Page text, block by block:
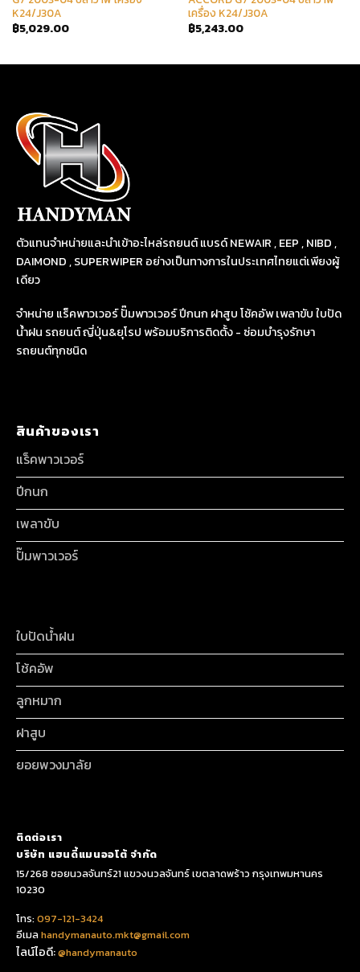
K24/J30A
฿5,029.00
เครื่อง K24/J30A
฿5,243.00
ตัวแทนจำหน่ายและนำเข้าอะไหล่รถยนต์ แบรด์ NEWAIR , EEP , NIBD ,
DAIMOND , SUPERWIPER อย่างเป็นทางการในประเทศไทยแต่เพียงผู้
เดียว
จำหน่าย แร็คพาวเวอร์ ปั๊มพาวเวอร์ ปีกนก ฝาสูบ โช้คอัพ เพลาขับ ใบปัด
น้ำฝน รถยนต์ ญี่ปุ่น&ยุโรป พร้อมบริการติดตั้ง - ซ่อมบำรุงรักษา
รถยนต์ทุกชนิด
สินค้าของเรา
แร็คพาวเวอร์
ปีกนก
เพลาขับ
ปั๊มพาวเวอร์
ใบปัดน้ำฝน
โช้คอัพ
ลูกหมาก
ฝาสูบ
ยอยพวงมาลัย
ติดต่อเรา
บริษัท แฮนดี้แมนออโต้ จำกัด
15/268 ซอยนวลจันทร์21 แขวงนวลจันทร์ เขตลาดพร้าว กรุงเทพมหานคร
10230
โทร:097-121-3424
อีเมลhandymanauto.mkt@gmail.com
ไลน์ไอดี:@handymanauto